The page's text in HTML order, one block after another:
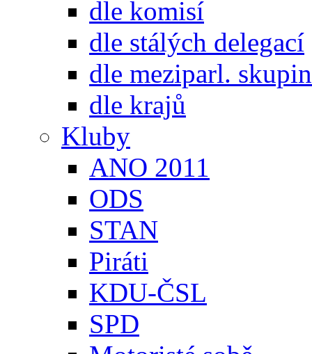
dle komisí
dle stálých delegací
dle meziparl. skupin
dle krajů
Kluby
ANO 2011
ODS
STAN
Piráti
KDU-ČSL
SPD